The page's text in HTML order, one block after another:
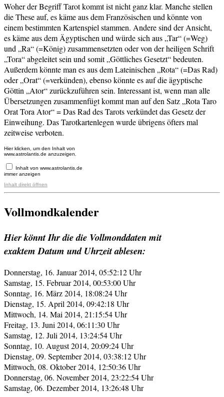
Woher der Begriff Tarot kommt ist nicht ganz klar. Manche stellen
die These auf, es käme aus dem Französischen und könnte von
einem bestimmten Kartenspiel stammen. Andere sind der Ansicht,
es käme aus dem Ägyptischen und würde sich aus „Tar“ (=Weg)
und „Ra“ (=König) zusammensetzten oder von der heiligen Schrift
„Tora“ abgeleitet sein und somit „Göttliches Gesetzt“ bedeuten.
Außerdem könnte man es aus dem Lateinischen „Rota“ (=Das Rad)
oder „Orat“ (=verkünden), ebenso könnte es auf die ägyptische
Göttin „Ator“ zurückzuführen sein. Interessant ist, wenn man alle
Übersetzungen zusammenfügt kommt man auf den Satz „Rota Taro
Orat Tora Ator“ = Das Rad des Tarots verkündet das Gesetz der
Einweihung. Das Tarotkartenlegen wurde übrigens öfters mal
zeitweise verboten.
Inhalt
von
www.astrolantis.de
anzeigen
Hier klicken, um den Inhalt von
www.astrolantis.de anzuzeigen.
Inhalt von www.astrolantis.de
immer anzeigen
Inhalt direkt öffnen
Vollmondkalender
Hier könnt Ihr die die Vollmonddaten mit
exaktem Datum und Uhrzeit ablesen:
Donnerstag, 16. Januar 2014, 05:52:12 Uhr
Samstag, 15. Februar 2014, 00:53:00 Uhr
Sonntag, 16. März 2014, 18:08:24 Uhr
Dienstag, 15. April 2014, 09:42:18 Uhr
Mittwoch, 14. Mai 2014, 21:15:54 Uhr
Freitag, 13. Juni 2014, 06:11:30 Uhr
Samstag, 12. Juli 2014, 13:24:54 Uhr
Sonntag, 10. August 2014, 20:09:24 Uhr
Dienstag, 09. September 2014, 03:38:12 Uhr
Mittwoch, 08. Oktober 2014, 12:50:36 Uhr
Donnerstag, 06. November 2014, 23:22:54 Uhr
Samstag, 06. Dezember 2014, 13:26:48 Uhr